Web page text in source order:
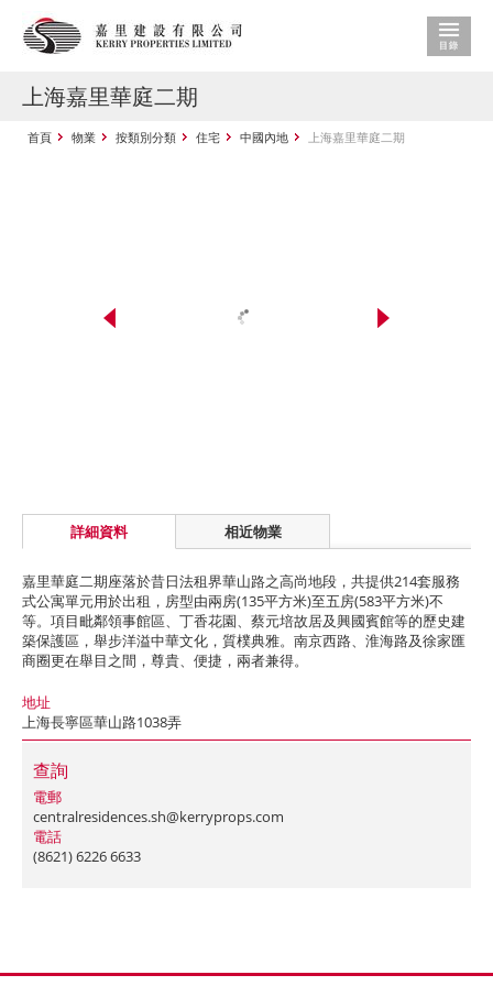
上海嘉里華庭二期
首頁 物業 按類別分類 住宅 中國內地 上海嘉里華庭二期
詳細資料 相近物業
嘉里華庭二期座落於昔日法租界華山路之高尚地段，共提供214套服務
式公寓單元用於出租，房型由兩房(135平方米)至五房(583平方米)不
等。項目毗鄰領事館區、丁香花園、蔡元培故居及興國賓館等的歷史建
築保護區，舉步洋溢中華文化，質樸典雅。南京西路、淮海路及徐家匯
商圈更在舉目之間，尊貴、便捷，兩者兼得。
地址
上海長寧區華山路1038弄
查詢
電郵
centralresidences.sh@kerryprops.com
電話
(8621) 6226 6633